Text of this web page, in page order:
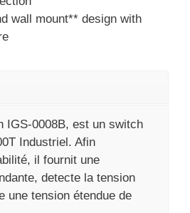
wall mount** design with
IGS-0008B, est un switch
Industriel. Afin
il fournit une
detecte la tension
une tension étendue de